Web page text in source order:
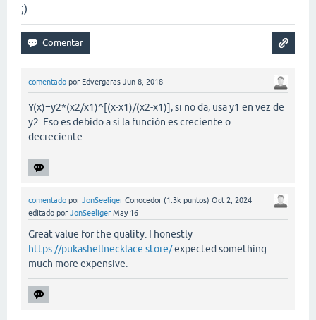
;)
comentado por Edvergaras Jun 8, 2018
Y(x)=y2*(x2/x1)^[(x-x1)/(x2-x1)], si no da, usa y1 en vez de
y2. Eso es debido a si la función es creciente o
decreciente.
comentado por JonSeeliger Conocedor (1.3k puntos) Oct 2, 2024
editado por JonSeeliger May 16
Great value for the quality. I honestly
https://pukashellnecklace.store/expected something
much more expensive.